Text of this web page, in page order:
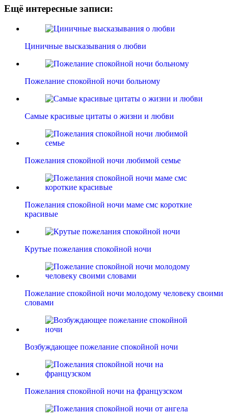
Ещё интересные записи:
Циничные высказывания о любви
Пожелание спокойной ночи больному
Самые красивые цитаты о жизни и любви
Пожелания спокойной ночи любимой семье
Пожелания спокойной ночи маме смс короткие
красивые
Крутые пожелания спокойной ночи
Пожелание спокойной ночи молодому человеку своими
словами
Возбуждающее пожелание спокойной ночи
Пожелания спокойной ночи на французском